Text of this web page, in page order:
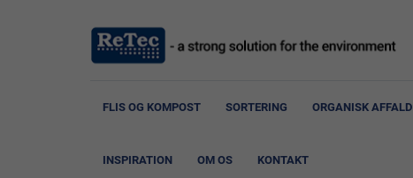
FLIS OG KOMPOST SORTERING ORGANISK AFFALD
INSPIRATION OM OS KONTAKT